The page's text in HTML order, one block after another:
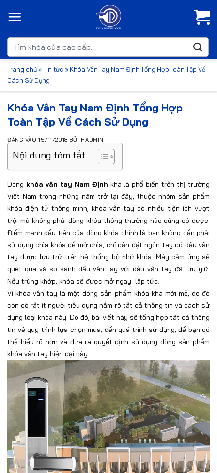
qua
dungTìm
kiếm:
Trang chủ »Tin tức » Khóa Vân Tay Nam Định Tổng Hợp Toàn Tập Về
Cách Sử Dụng
Khóa Vân Tay Nam Định Tổng Hợp
Toàn Tập Về Cách Sử Dụng
ĐĂNG VÀO15/11/2018 BỞI HADMIN
Nội dung tóm tắt
Dòng khóa vân tay Nam Định khá là phổ biến trên thị trường
Việt Nam trong những năm trở lại đây, thuộc nhóm sản phẩm
khóa điện tử thông minh, khóa vân tay có nhiều tiện ích vượt
trội mà không phải dòng khóa thông thường nào cũng có được.
Điểm mạnh đầu tiên của dòng khóa chính là bạn không cần phải
sử dụng chìa khóa để mở chìa, chỉ cần đặt ngón tay có dấu vân
tay được lưu trữ trên hệ thống bộ nhớ khóa. Máy cảm ứng sẽ
quét qua và so sánh dấu vân tay với dâu vân tay đã lưu giữ.
Nếu trùng khớp, khóa sẽ được mở ngay lập tức.
Vì khóa vân tay là một dòng sản phẩm khóa khá mới mẻ, do đó
còn có rất ít người tiêu dụng nắm rõ tất cả thông tin và cách sử
dụng loại khóa này. Do đó, bài viết này sẽ tổng hợp tất cả thông
tin về quy trình lựa chọn mua, đến quá trình sử dụng, để bạn có
thể hiểu rõ hơn và đưa ra quyết định sử dụng dòng sản phẩm
khóa vân tay hiện đại này.